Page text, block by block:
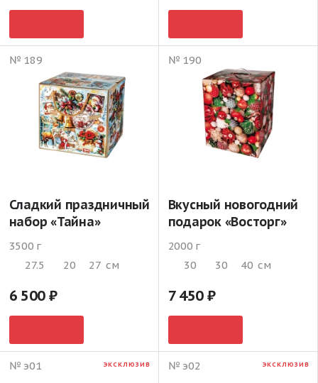
№ 189
Сладкий праздничный
набор «Тайна»
3500 г
27.5
20 27 см
6 500
№ 190
Вкусный новогодний
подарок «Восторг»
2000 г
30
30 40 см
7 450
№ э01 ЭКСКЛЮЗИВ № э02 ЭКСКЛЮЗИВ